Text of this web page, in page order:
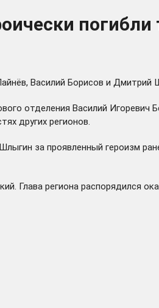
Василий Борисов и Дмитрий
отделения Василий
других регионов.
за проявленный героизм
Глава региона распорядился